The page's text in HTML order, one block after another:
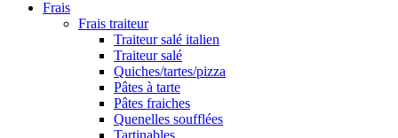
Frais
Frais traiteur
Traiteur salé italien
Traiteur salé
Quiches/tartes/pizza
Pâtes à tarte
Pâtes fraiches
Quenelles soufflées
Tartinables